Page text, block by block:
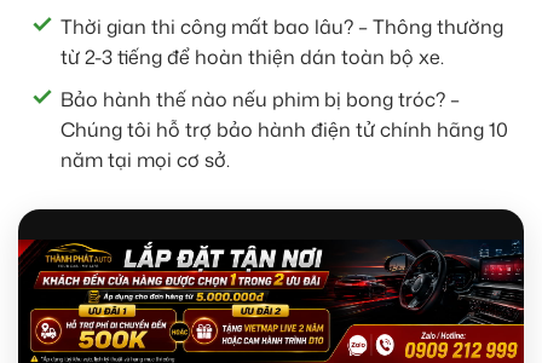
Thời gian thi công mất bao lâu? – Thông thường
từ 2-3 tiếng để hoàn thiện dán toàn bộ xe.
Bảo hành thế nào nếu phim bị bong tróc? –
Chúng tôi hỗ trợ bảo hành điện tử chính hãng 10
năm tại mọi cơ sở.